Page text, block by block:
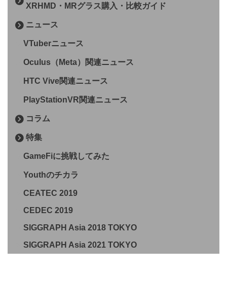
XRHMD・MRグラス購入・比較ガイド
ニュース
VTuberニュース
Oculus（Meta）関連ニュース
HTC Vive関連ニュース
PlayStationVR関連ニュース
コラム
特集
GameFiに挑戦してみた
Youthのチカラ
CEATEC 2019
CEDEC 2019
SIGGRAPH Asia 2018 TOKYO
SIGGRAPH Asia 2021 TOKYO